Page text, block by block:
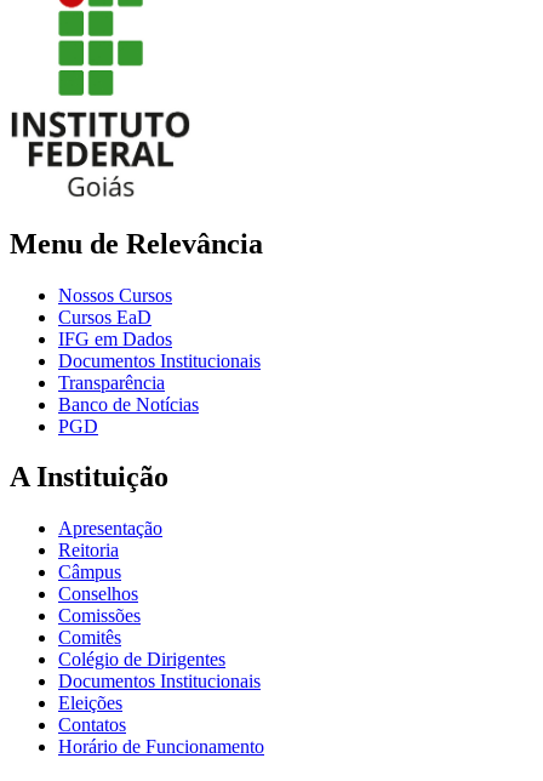
Menu de Relevância
Nossos Cursos
Cursos EaD
IFG em Dados
Documentos Institucionais
Transparência
Banco de Notícias
PGD
A Instituição
Apresentação
Reitoria
Câmpus
Conselhos
Comissões
Comitês
Colégio de Dirigentes
Documentos Institucionais
Eleições
Contatos
Horário de Funcionamento